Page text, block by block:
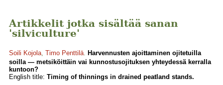
Artikkelit jotka sisältää sanan
'silviculture'
Soili Kojola, Timo Penttilä. Harvennusten ajoittaminen ojitetuilla
soilla — metsiköittäin vai kunnostusojituksen yhteydessä kerralla
kuntoon?
English title: Timing of thinnings in drained peatland stands.